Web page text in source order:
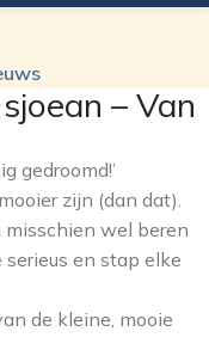
– Van
gedroomd!’
zijn (dan dat).
wel beren
en stap elke
de kleine, mooie